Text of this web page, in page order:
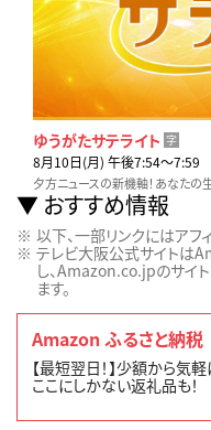
ゆうがたサテライト 字
8月10日(月) 午後7:54〜7:59
おすすめ情報
以下、一部リンクにはアフ
テレビ大阪公式サイトは
し、Amazon.co.jpのサイ
ます。
Amazon ふるさと納税
【最短翌日！】少額から気
ここにしかない返礼品も！